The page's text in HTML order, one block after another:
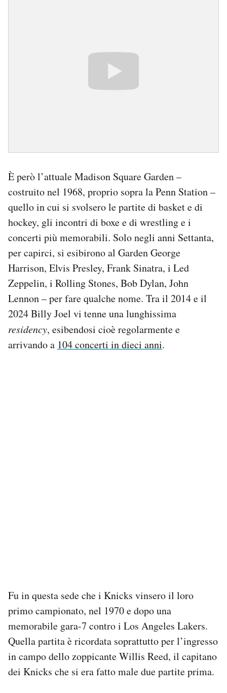
È però l’attuale Madison Square Garden –
costruito nel 1968, proprio sopra la Penn Station –
quello in cui si svolsero le partite di basket e di
hockey, gli incontri di boxe e di wrestling e i
concerti più memorabili. Solo negli anni Settanta,
per capirci, si esibirono al Garden George
Harrison, Elvis Presley, Frank Sinatra, i Led
Zeppelin, i Rolling Stones, Bob Dylan, John
Lennon – per fare qualche nome. Tra il 2014 e il
2024 Billy Joel vi tenne una lunghissima
residency, esibendosi cioè regolarmente e
arrivando a 104 concerti in dieci anni.
Fu in questa sede che i Knicks vinsero il loro
primo campionato, nel 1970 e dopo una
memorabile gara-7 contro i Los Angeles Lakers.
Quella partita è ricordata soprattutto per l’ingresso
in campo dello zoppicante Willis Reed, il capitano
dei Knicks che si era fatto male due partite prima.